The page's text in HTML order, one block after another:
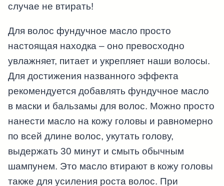
случае не втирать!
Для волос фундучное масло просто
настоящая находка – оно превосходно
увлажняет, питает и укрепляет наши волосы.
Для достижения названного эффекта
рекомендуется добавлять фундучное масло
в маски и бальзамы для волос. Можно просто
нанести масло на кожу головы и равномерно
по всей длине волос, укутать голову,
выдержать 30 минут и смыть обычным
шампунем. Это масло втирают в кожу головы
также для усиления роста волос. При